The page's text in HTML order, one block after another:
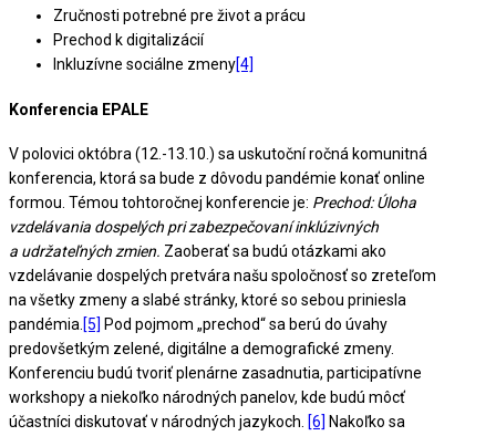
Zručnosti potrebné pre život a prácu
Prechod k digitalizácií
Inkluzívne sociálne zmeny[4]
Konferencia EPALE
V polovici októbra (12.-13.10.) sa uskutoční ročná komunitná
konferencia, ktorá sa bude z dôvodu pandémie konať online
formou. Témou tohtoročnej konferencie je: Prechod: Úloha
vzdelávania dospelých pri zabezpečovaní inklúzivných
a udržateľných zmien. Zaoberať sa budú otázkami ako
vzdelávanie dospelých pretvára našu spoločnosť so zreteľom
na všetky zmeny a slabé stránky, ktoré so sebou priniesla
pandémia.[5] Pod pojmom „prechod“ sa berú do úvahy
predovšetkým zelené, digitálne a demografické zmeny.
Konferenciu budú tvoriť plenárne zasadnutia, participatívne
workshopy a niekoľko národných panelov, kde budú môcť
účastníci diskutovať v národných jazykoch. [6] Nakoľko sa